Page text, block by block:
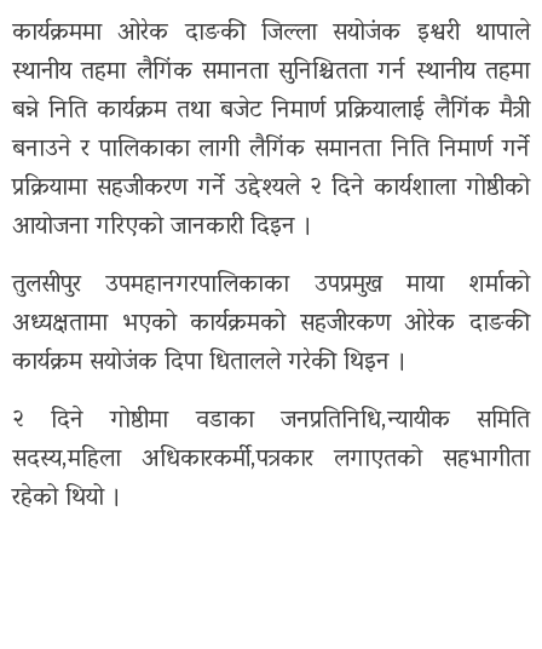
कार्यक्रममा ओरेक दाङकी जिल्ला सयोजंक इश्वरी थापाले
स्थानीय तहमा लैगिंक समानता सुनिश्चितता गर्न स्थानीय तहमा
बन्ने निति कार्यक्रम तथा बजेट निमार्ण प्रक्रियालाई लैगिंक मैत्री
बनाउने र पालिकाका लागी लैगिंक समानता निति निमार्ण गर्ने
प्रक्रियामा सहजीकरण गर्ने उद्देश्यले २ दिने कार्यशाला गोष्ठीको
आयोजना गरिएको जानकारी दिइन ।
तुलसीपुर उपमहानगरपालिकाका उपप्रमुख माया शर्माको
अध्यक्षतामा भएको कार्यक्रमको सहजीरकण ओरेक दाङकी
कार्यक्रम सयोजंक दिपा धितालले गरेकी थिइन ।
२ दिने गोष्ठीमा वडाका जनप्रतिनिधि,न्यायीक समिति
सदस्य,महिला अधिकारकर्मी,पत्रकार लगाएतको सहभागीता
रहेको थियो ।